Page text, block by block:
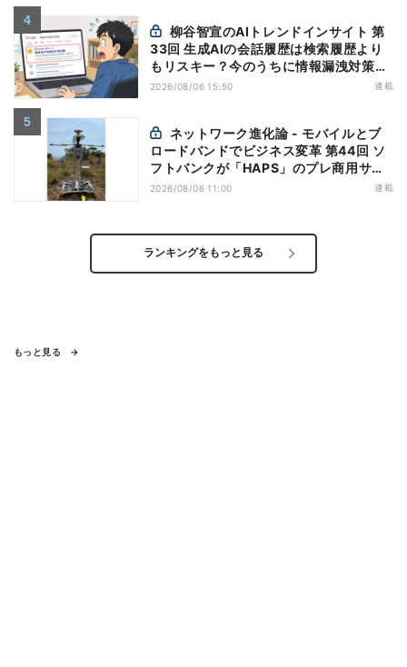
33回 生成AIの会話履歴は検索履歴より
もリスキー？今のうちに情報漏洩対策を
万全にしておこう
2026/08/06 15:50 連載
ロードバンドでビジネス変革 第44回 ソ
フトバンクが「HAPS」のプレ商用サー
ビス開始を表明、本格的な商用展開のめ
2026/08/06 11:00 連載
ランキングをもっと見る
もっと見る